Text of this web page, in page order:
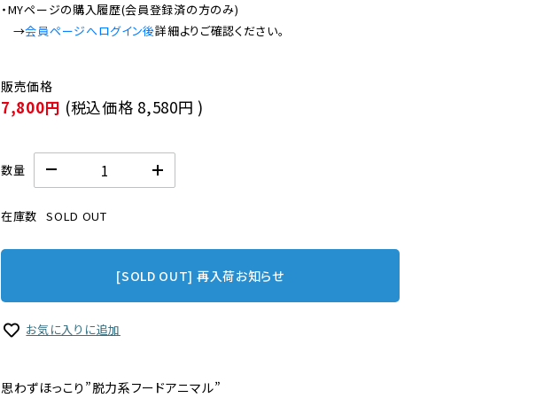
・MYページの購入履歴(会員登録済の方のみ)
→会員ページへログイン後
7,800円 (税込価格 8,580円 )
数量
在庫数 SOLD OUT
[SOLD OUT] 再入荷お知らせ
お気に入りに追加
思わずほっこり”脱力系フードアニマル”